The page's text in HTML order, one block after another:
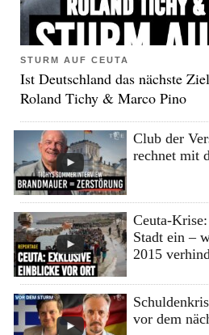
STURM AUF CEUTA
Ist Deutschland das nächste
Roland Tichy & Marco Pino
Club der
rechnet mit
Ceuta-
Stadt ein –
2015
vor dem